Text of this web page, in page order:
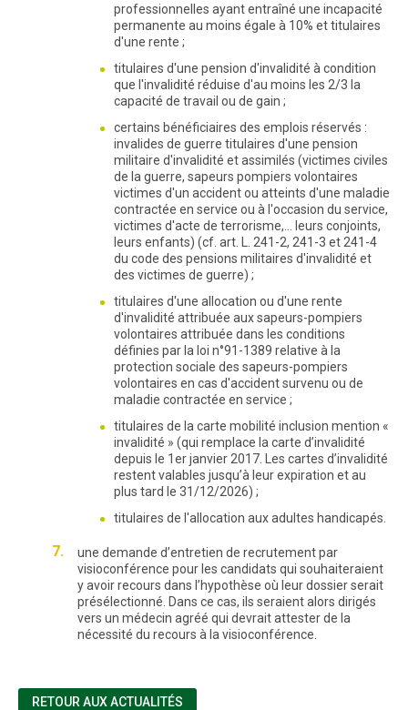
professionnelles ayant entraîné une incapacité
permanente au moins égale à 10% et titulaires
d'une rente ;
titulaires d'une pension d'invalidité à condition
que l'invalidité réduise d'au moins les 2/3 la
capacité de travail ou de gain ;
certains bénéficiaires des emplois réservés :
invalides de guerre titulaires d'une pension
militaire d'invalidité et assimilés (victimes civiles
de la guerre, sapeurs pompiers volontaires
victimes d'un accident ou atteints d'une maladie
contractée en service ou à l'occasion du service,
victimes d'acte de terrorisme,... leurs conjoints,
leurs enfants) (cf. art. L. 241-2, 241-3 et 241-4
du code des pensions militaires d'invalidité et
des victimes de guerre) ;
titulaires d'une allocation ou d'une rente
d'invalidité attribuée aux sapeurs-pompiers
volontaires attribuée dans les conditions
définies par la loi n°91-1389 relative à la
protection sociale des sapeurs-pompiers
volontaires en cas d'accident survenu ou de
maladie contractée en service ;
titulaires de la carte mobilité inclusion mention «
invalidité » (qui remplace la carte d’invalidité
depuis le 1er janvier 2017. Les cartes d’invalidité
restent valables jusqu’à leur expiration et au
plus tard le 31/12/2026) ;
titulaires de l'allocation aux adultes handicapés.
une demande d’entretien de recrutement par
visioconférence pour les candidats qui souhaiteraient
y avoir recours dans l’hypothèse où leur dossier serait
présélectionné. Dans ce cas, ils seraient alors dirigés
vers un médecin agréé qui devrait attester de la
nécessité du recours à la visioconférence.
RETOUR AUX ACTUALITÉS